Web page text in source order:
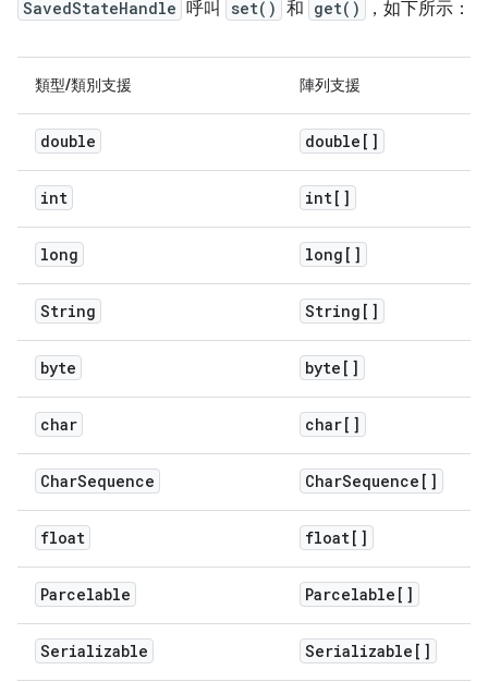
SavedStateHandle 呼叫 set() 和 get() ，如下所示：
類型/類別支援 陣列支援
double double[]
int int[]
long long[]
String String[]
byte byte[]
char char[]
CharSequence CharSequence[]
float float[]
Parcelable Parcelable[]
Serializable Serializable[]